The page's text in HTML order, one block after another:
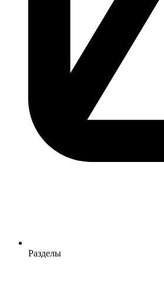
Разделы